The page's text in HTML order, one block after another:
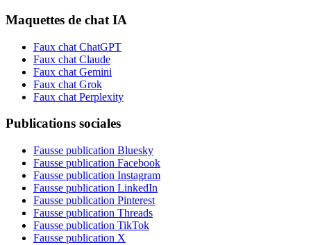
Maquettes de chat IA
Faux chat ChatGPT
Faux chat Claude
Faux chat Gemini
Faux chat Grok
Faux chat Perplexity
Publications sociales
Fausse publication Bluesky
Fausse publication Facebook
Fausse publication Instagram
Fausse publication LinkedIn
Fausse publication Pinterest
Fausse publication Threads
Fausse publication TikTok
Fausse publication X